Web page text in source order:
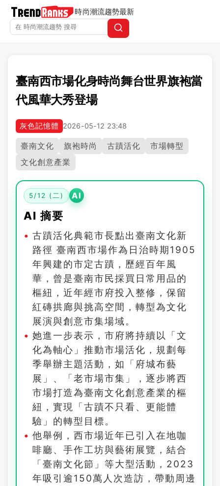
時尚潮流趨勢最新
臺南西市場化身時尚舞台世界旗袍當
代風華大秀登場
灰色記憶體 2026-05-12 23:48
臺南文化 旗袍時尚 古蹟活化
市場轉型
文化創意產業
5/12 (二) AI
AI 摘要
古蹟活化典範市長點出臺南文化新
路徑 臺南西市場作為日治時期1905
年興建的市定古蹟，歷經百年風
華，曾是臺南市民採買日常用品的
樞紐，近年經市府投入整修，保留
紅磚拱廊與挑高空間，轉型為文化
展演與創意市集場域。
她進一步表示，市府將持續以「文
化為軸心」推動市場活化，規劃每
季舉辦主題活動，如「府城布藝
展」、「老市場市集」，逐步將西
市場打造為臺南文化創意產業的樞
紐，實現「古蹟不只看、更能體
驗」的轉型目標。
他舉例，西市場近年已引入在地咖
啡廳、手作工坊與藝術展覽，結合
「臺南文化節」等大型活動，2023
年吸引逾150萬人次造訪，帶動周邊